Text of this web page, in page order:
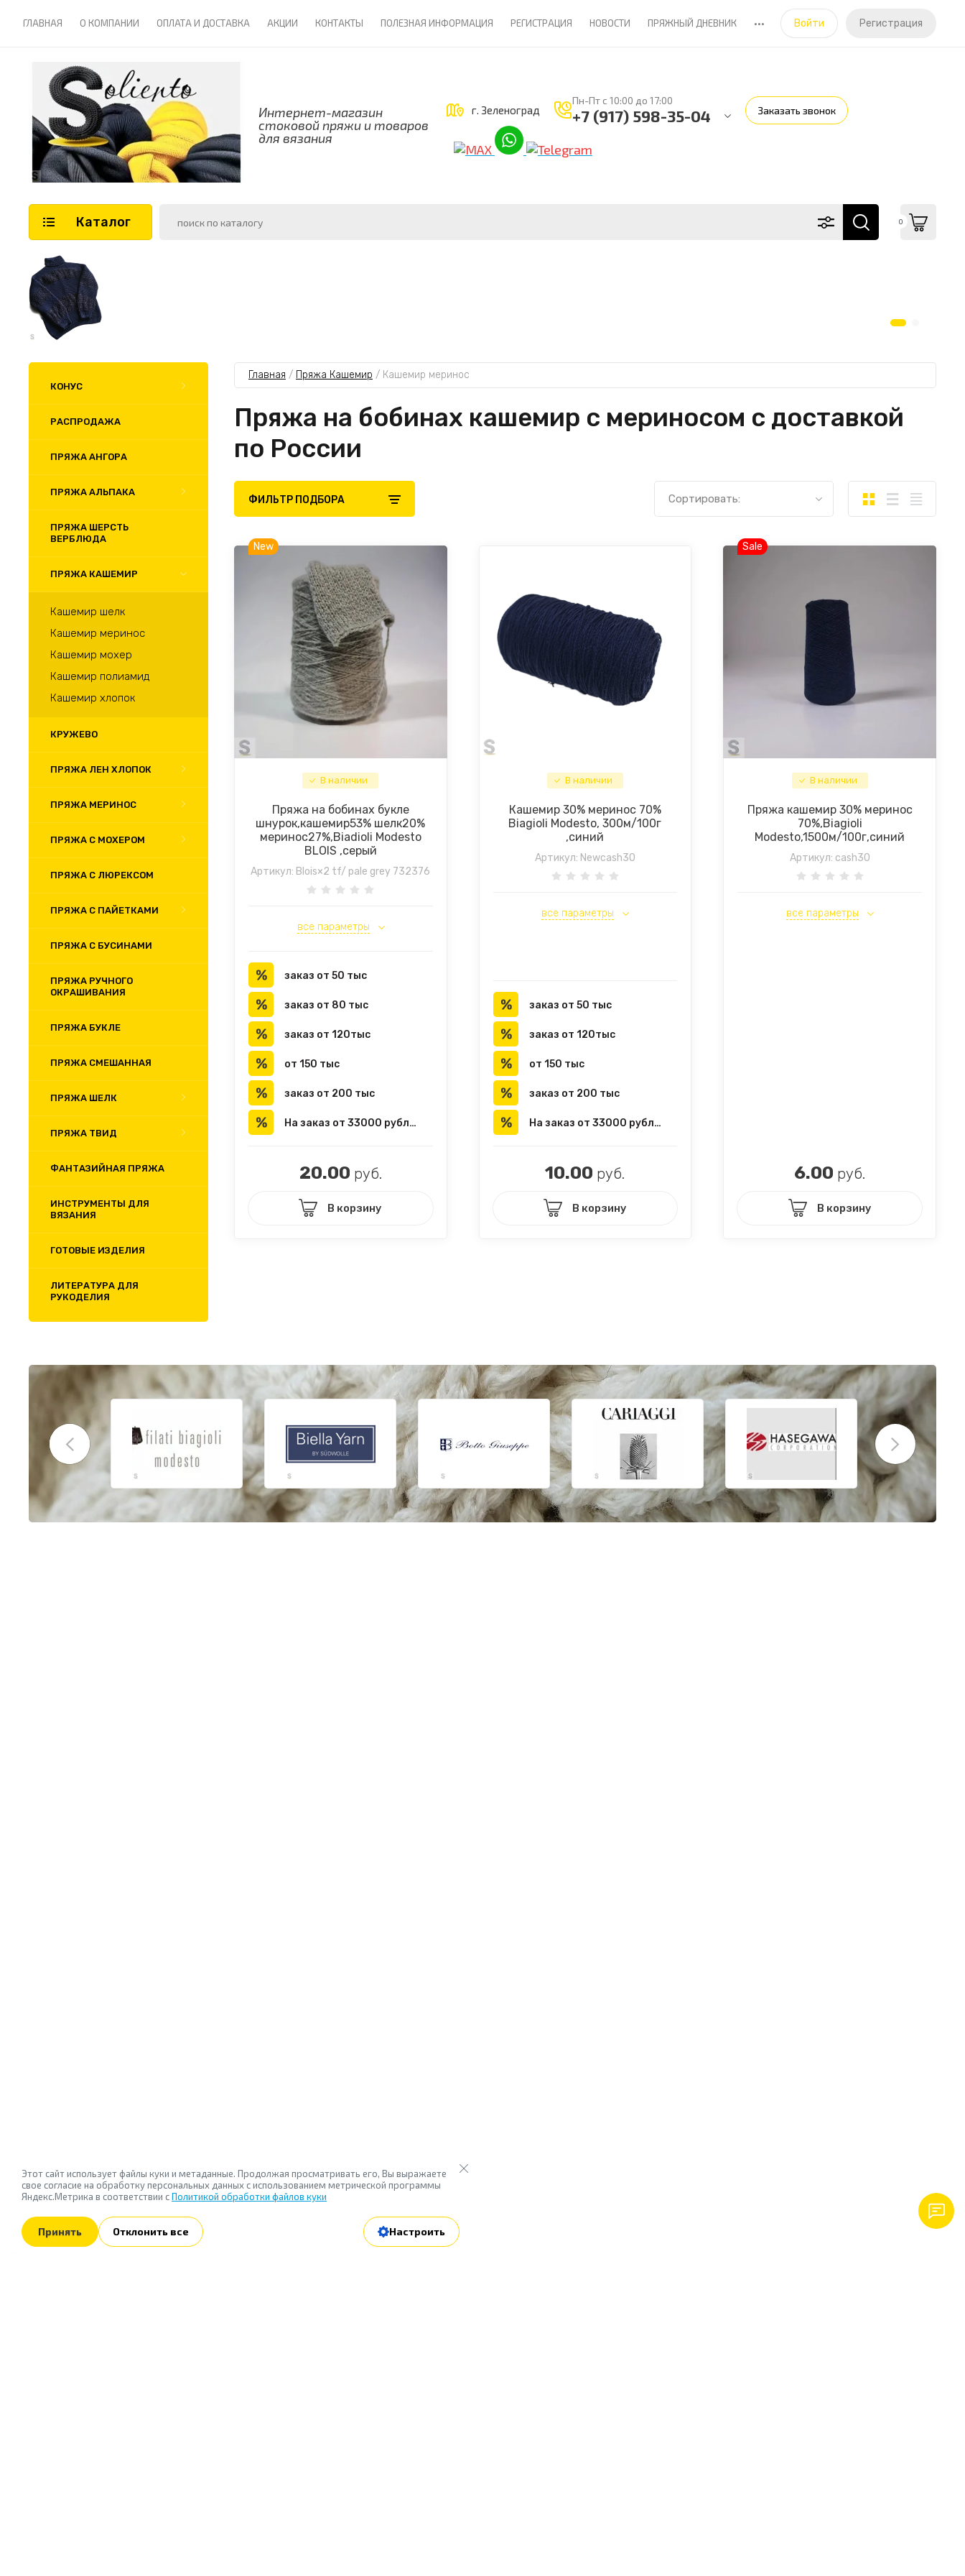
ГЛАВНАЯ О КОМПАНИИ ОПЛАТА И ДОСТАВКА АКЦИИ КОНТАКТЫ ПОЛЕЗНАЯ ИНФОРМАЦИЯ РЕГИСТРАЦИЯ НОВОСТИ ПРЯЖНЫЙ ДНЕВНИК ••• Войти Регистрация
Интернет-магазин
стоковой пряжи и товаров
для вязания
г. Зеленоград
Пн-Пт с 10:00 до 17:00
+7 (917) 598-35-04 Заказать звонок
Каталог 0
КОНУС
РАСПРОДАЖА
ПРЯЖА АНГОРА
ПРЯЖА АЛЬПАКА
ПРЯЖА ШЕРСТЬ
ВЕРБЛЮДА
ПРЯЖА КАШЕМИР
Кашемир шелк
Кашемир меринос
Кашемир мохер
Кашемир полиамид
Кашемир хлопок
КРУЖЕВО
ПРЯЖА ЛЕН ХЛОПОК
ПРЯЖА МЕРИНОС
ПРЯЖА С МОХЕРОМ
ПРЯЖА С ЛЮРЕКСОМ
ПРЯЖА С ПАЙЕТКАМИ
ПРЯЖА С БУСИНАМИ
ПРЯЖА РУЧНОГО
ОКРАШИВАНИЯ
ПРЯЖА БУКЛЕ
ПРЯЖА СМЕШАННАЯ
ПРЯЖА ШЕЛК
ПРЯЖА ТВИД
ФАНТАЗИЙНАЯ ПРЯЖА
ИНСТРУМЕНТЫ ДЛЯ
ВЯЗАНИЯ
ГОТОВЫЕ ИЗДЕЛИЯ
ЛИТЕРАТУРА ДЛЯ
РУКОДЕЛИЯ
Главная / Пряжа Кашемир / Кашемир меринос
Пряжа на бобинах кашемир с мериносом с доставкой
по России
ФИЛЬТР ПОДБОРА Сортировать:
New
В наличии
Пряжа на бобинах букле
шнурок,кашемир53% шелк20%
меринос27%,Biadioli Modesto
BLOIS ,серый
Артикул: Blois×2 tf/ pale grey 732376
все параметры
заказ от 50 тыс
заказ от 80 тыс
заказ от 120тыс
от 150 тыс
заказ от 200 тыс
На заказ от 33000 рублей
20.00 руб.
В корзину
В наличии
Кашемир 30% меринос 70%
Biagioli Modesto, 300м/100г
,синий
Артикул: Newcash30
все параметры
заказ от 50 тыс
заказ от 120тыс
от 150 тыс
заказ от 200 тыс
На заказ от 33000 рублей
10.00 руб.
В корзину
Sale
В наличии
Пряжа кашемир 30% меринос
70%,Biagioli
Modesto,1500м/100г,синий
Артикул: cash30
все параметры
6.00 руб.
В корзину
Этот сайт использует файлы куки и метаданные. Продолжая просматривать его, Вы выражаете
свое согласие на обработку персональных данных с использованием метрической программы
Яндекс.Метрика в соответствии сПолитикой обработки файлов куки
Принять Отклонить все Настроить